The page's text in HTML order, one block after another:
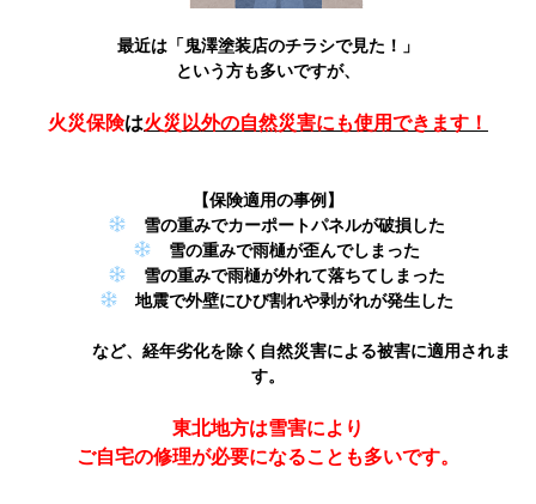
最近は「鬼澤塗装店のチラシで見た！」
という方も多いですが、
火災保険は火災以外の自然災害にも使用できます！
【保険適用の事例】
雪の重みでカーポートパネルが破損した
雪の重みで雨樋が歪んでしまった
雪の重みで雨樋が外れて落ちてしまった
地震で外壁にひび割れや剥がれが発生した
など、経年劣化を除く自然災害による被害に適用されま
す。
東北地方は雪害により
ご自宅の修理が必要になることも多いです。